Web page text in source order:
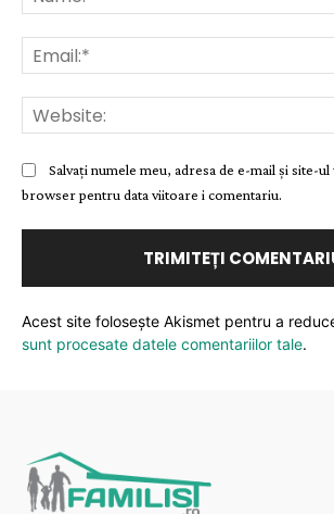
Salvați numele meu, adresa de e-mail și site-ul
browser pentru data viitoare i comentariu.
Acest site folosește Akismet pentru a
sunt procesate datele comentariilor tale.